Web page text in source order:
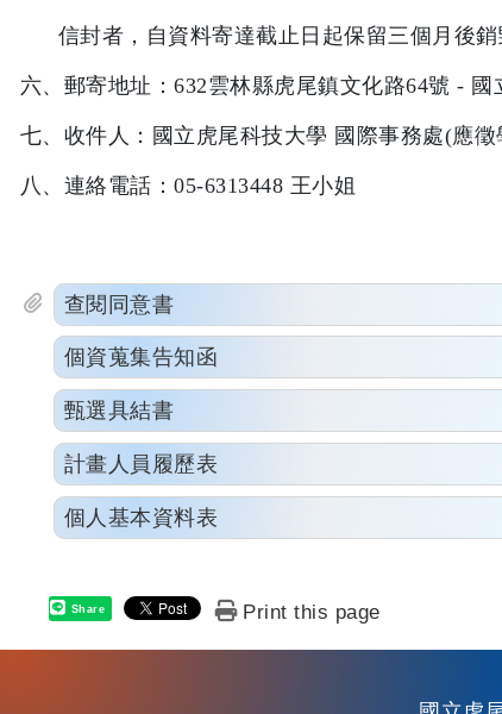
信封者，自資料寄達截止日起保留三個月後銷
六、郵寄地址： 632雲林縣虎尾鎮文化路64號 - 國
七、收件人：國立虎尾科技大學 國際事務處(應
八、連絡電話： 05-6313448 王小姐
查閱同意書
個資蒐集告知函
甄選具結書
計畫人員履歷表
個人基本資料表
Share Print this page